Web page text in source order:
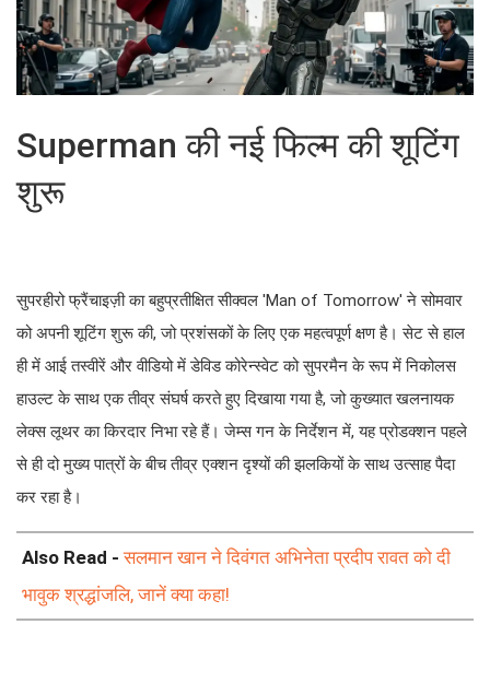
Superman की नई फिल्म की शूटिंग
शुरू
सुपरहीरो फ्रैंचाइज़ी का बहुप्रतीक्षित सीक्वल 'Man of Tomorrow' ने सोमवार
को अपनी शूटिंग शुरू की, जो प्रशंसकों के लिए एक महत्वपूर्ण क्षण है। सेट से हाल
ही में आई तस्वीरें और वीडियो में डेविड कोरेन्स्वेट को सुपरमैन के रूप में निकोलस
हाउल्ट के साथ एक तीव्र संघर्ष करते हुए दिखाया गया है, जो कुख्यात खलनायक
लेक्स लूथर का किरदार निभा रहे हैं। जेम्स गन के निर्देशन में, यह प्रोडक्शन पहले
से ही दो मुख्य पात्रों के बीच तीव्र एक्शन दृश्यों की झलकियों के साथ उत्साह पैदा
कर रहा है।
Also Read -सलमान खान ने दिवंगत अभिनेता प्रदीप रावत को दी
भावुक श्रद्धांजलि, जानें क्या कहा!